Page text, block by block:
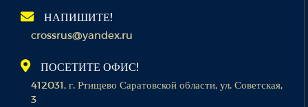
НАПИШИТЕ!
crossrus@yandex.ru
ПОСЕТИТЕ ОФИС!
412031, г. Ртищево Саратовской области, ул. Советская,
3